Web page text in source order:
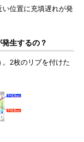
位置に充填遅れが発
生するの？
2枚のリブを付けた